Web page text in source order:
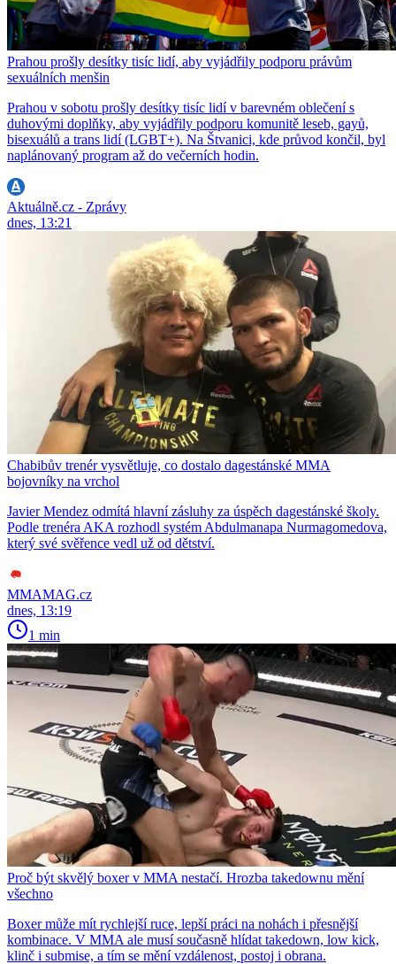
Prahou prošly desítky tisíc lidí, aby vyjádřily podporu právům
sexuálních menšin
Prahou v sobotu prošly desítky tisíc lidí v barevném oblečení s
duhovými doplňky, aby vyjádřily podporu komunitě leseb, gayů,
bisexuálů a trans lidí (LGBT+). Na Štvanici, kde průvod končil, byl
naplánovaný program až do večerních hodin.
Aktuálně.cz - Zprávy
dnes, 13:21
Chabibův trenér vysvětluje, co dostalo dagestánské MMA
bojovníky na vrchol
Javier Mendez odmítá hlavní zásluhy za úspěch dagestánské školy.
Podle trenéra AKA rozhodl systém Abdulmanapa Nurmagomedova,
který své svěřence vedl už od dětství.
MMAMAG.cz
dnes, 13:19
1 min
Proč být skvělý boxer v MMA nestačí. Hrozba takedownu mění
všechno
Boxer může mít rychlejší ruce, lepší práci na nohách i přesnější
kombinace. V MMA ale musí současně hlídat takedown, low kick,
klinč i submise, a tím se mění vzdálenost, postoj i obrana.